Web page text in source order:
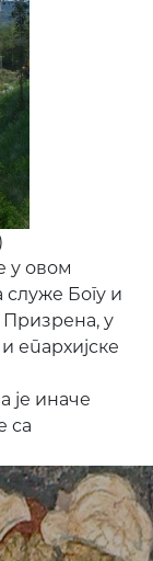
у овом
Богу и
Призрена, у
епархијске
је иначе
са